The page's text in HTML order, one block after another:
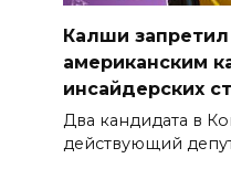
Калши
американским
инсайдерских
Два кандидата в
действующий